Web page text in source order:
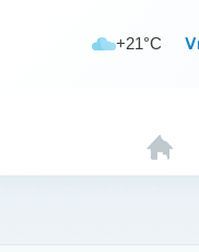
+21°C
O
M